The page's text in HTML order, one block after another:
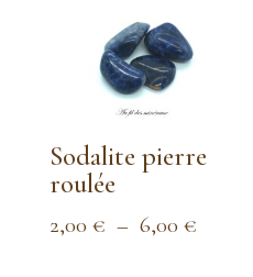
Sodalite pierre
roulée
2,00 € – 6,00 €Plage